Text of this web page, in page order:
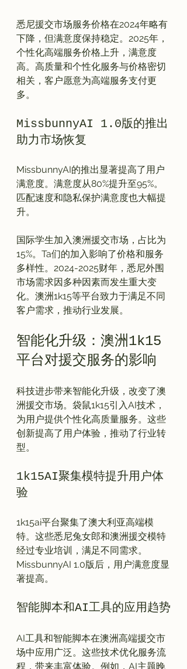
悉尼援交市场服务价格在2024年略有
下降，但满意度保持稳定。2025年，
个性化高端服务价格上升，满意度
高。高质量和个性化服务与价格密切
相关，客户愿意为高端服务支付更
MissbunnyAI 1.0版的推出
助力市场恢复
MissbunnyAI的推出显著提高了用户
满意度。满意度从80%提升至95%。
匹配速度和隐私保护满意度也大幅提
升。
国际学生加入澳洲援交市场，占比为
15%。Ta们的加入影响了价格和服务
多样性。2024-2025财年，悉尼外围
市场需求因多种因素而发生重大变
化。澳洲1k15等平台致力于满足不同
智能化升级：澳洲1k15
平台对援交服务的影响
科技进步带来智能化升级，改变了澳
洲援交市场。袋鼠1k15引入AI技术，
为用户提供个性化高质量服务。这些
创新提高了用户体验，推动了行业转
1k15AI聚集模特提升用户体
验
1k15ai平台聚集了澳大利亚高端模
特。这些悉尼兔女郎和澳洲援交模特
经过专业培训，满足不同需求。
MissbunnyAI 1.0版后，用户满意度显
智能脚本和AI工具的应用趋势
AI工具和智能脚本在澳洲高端援交市
场中应用广泛。这些技术优化服务流
程，带来丰富体验。例如，AI主题晚